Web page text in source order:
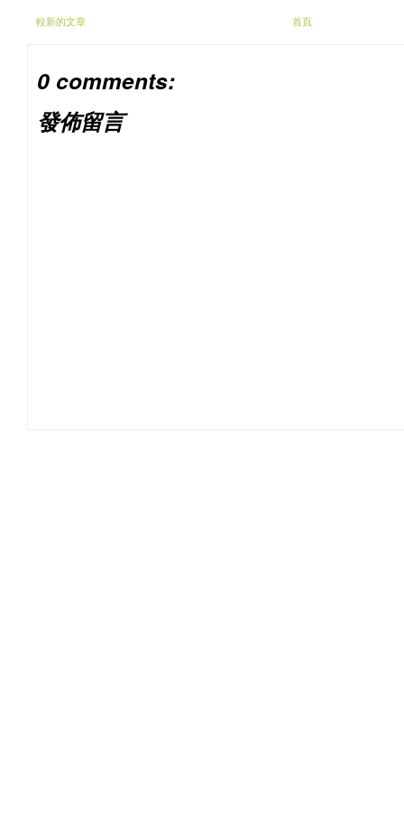
較新的文章 首頁
0 comments:
發佈留言